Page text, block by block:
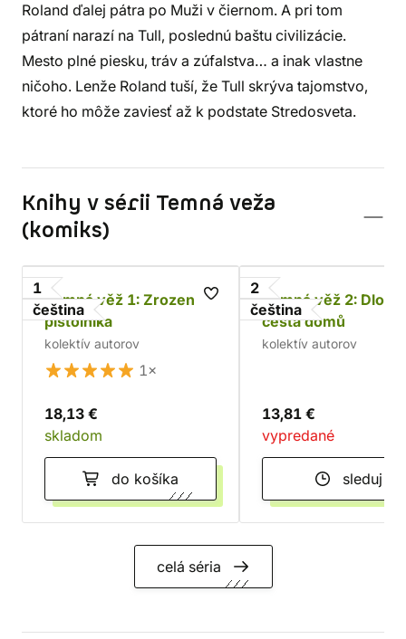
Roland ďalej pátra po Muži v čiernom. A pri tom
pátraní narazí na Tull, poslednú baštu civilizácie.
Mesto plné piesku, tráv a zúfalstva… a inak vlastne
ničoho. Lenže Roland tuší, že Tull skrýva tajomstvo,
ktoré ho môže zaviesť až k podstate Stredosveta.
Knihy v sérii Temná veža
(komiks)
1
čeština
Temná věž 1: Zrození
pistolníka
kolektív autorov
1×
18,13 €
skladom
do košíka
2
čeština
Temná věž 2:
cesta domů
kolektív autorov
13,81 €
vypredané
sleduj
celá séria